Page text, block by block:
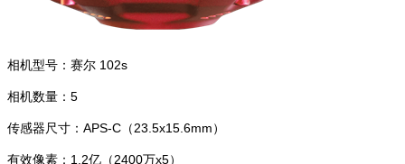
相机型号：赛尔 102s
相机数量：5
传感器尺寸：APS-C（23.5x15.6mm）
有效像素：1.2亿（2400万x5）